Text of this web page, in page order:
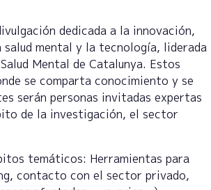
dedicada a la innovación,
mental y la tecnología, liderada
Mental de Catalunya. Estos
se comparta conocimiento y se
serán personas invitadas expertas
de la investigación, el sector
temáticos: Herramientas para
contacto con el sector privado,